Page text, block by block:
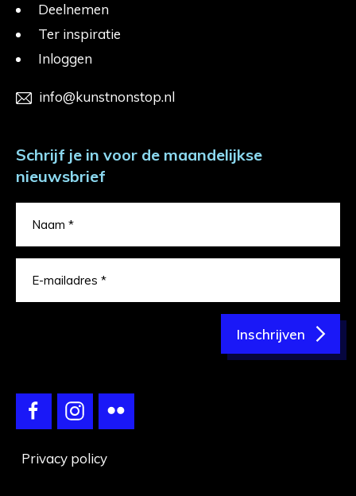
Deelnemen
Ter inspiratie
Inloggen
info@kunstnonstop.nl
Schrijf je in voor de maandelijkse
nieuwsbrief
Inschrijven
Privacy policy